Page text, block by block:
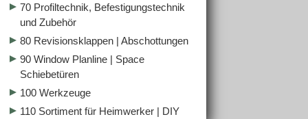
70 Profiltechnik, Befestigungstechnik
und Zubehör
80 Revisionsklappen | Abschottungen
90 Window Planline | Space
Schiebetüren
100 Werkzeuge
110 Sortiment für Heimwerker | DIY